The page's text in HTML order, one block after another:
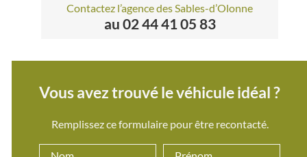
Contactez l’agence des Sables-d’Olonne
au 02 44 41 05 83
Vous avez trouvé le véhicule idéal ?
Remplissez ce formulaire pour être recontacté.